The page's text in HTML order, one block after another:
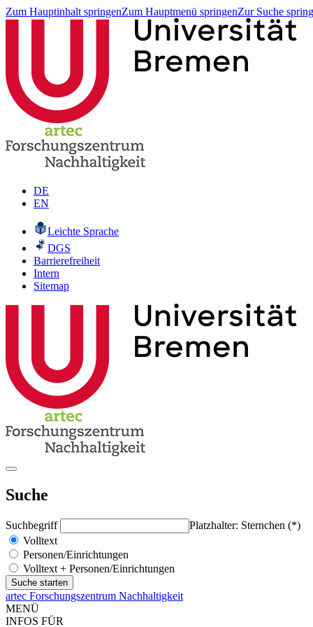
Zum Hauptinhalt springenZum Hauptmenü springenZur Suche
DE
EN
Leichte Sprache
DGS
Barrierefreiheit
Intern
Sitemap
Suche
Suchbegriff
Platzhalter: Sternchen (*)
Volltext
Personen/Einrichtungen
Volltext + Personen/Einrichtungen
artec Forschungszentrum Nachhaltigkeit
MENÜ
INFOS FÜR